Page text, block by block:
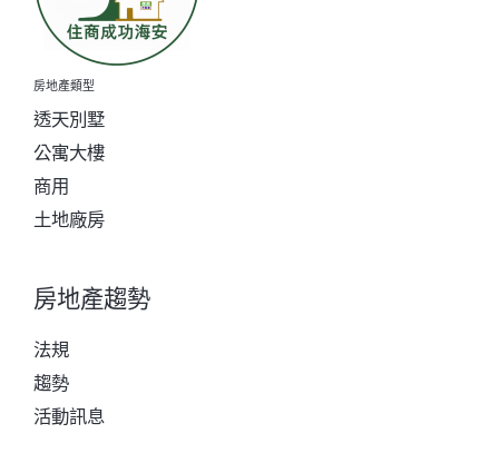
房地產類型
透天別墅
公寓大樓
商用
土地廠房
房地產趨勢
法規
趨勢
活動訊息